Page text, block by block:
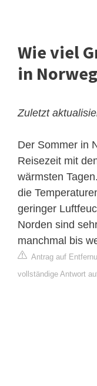
Wie viel
in
Zuletzt
Der Sommer in
Reisezeit mit
wärmsten
die
geringer
Norden sind
manchmal bis
Antrag auf
vollständige Antwort